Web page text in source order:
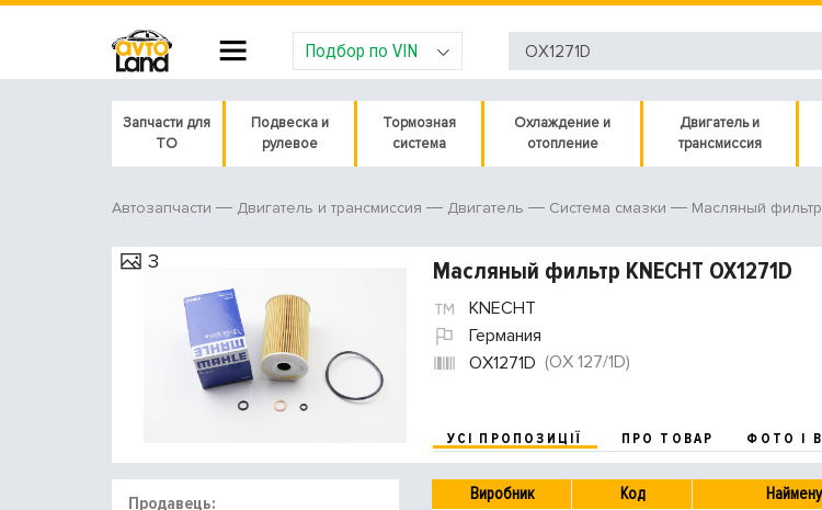
Подбор по VIN
Запчасти для
ТО
Подвеска и
рулевое
Тормозная
система
Охлаждение и
отопление
Двигатель и
трансмиссия
Автозапчасти Двигатель и трансмиссия Двигатель Система смазки Масляный фильтр
3 Масляный фильтр KNECHT OX1271D
KNECHT
Германия
OX1271D (OX 127/1D)
УСІ ПРОПОЗИЦІЇ ПРО ТОВАР ФОТО І
Продавець: Виробник Код